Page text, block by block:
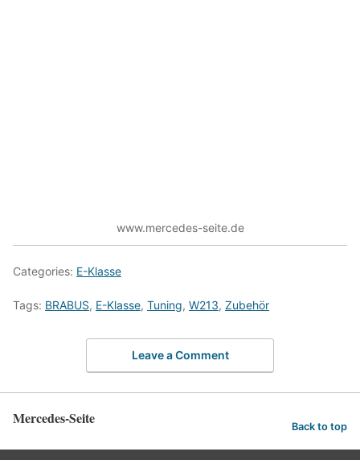
www.mercedes-seite.de
Categories: E-Klasse
Tags: BRABUS, E-Klasse, Tuning, W213, Zubehör
Leave a Comment
Mercedes-Seite Back to top